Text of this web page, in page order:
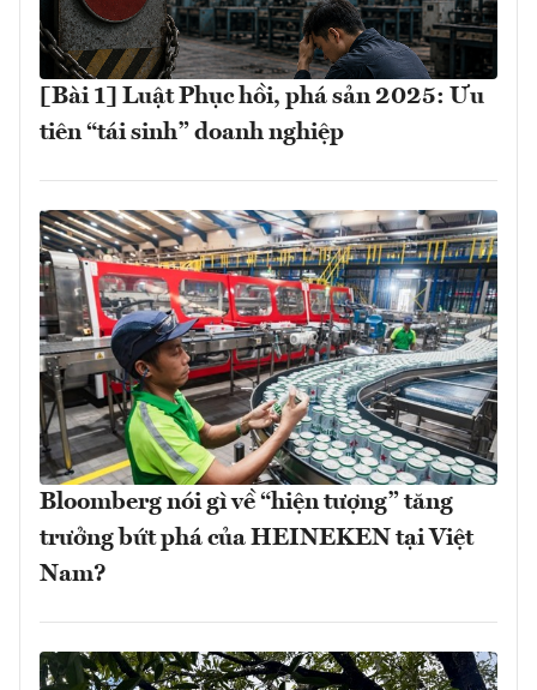
[Bài 1] Luật Phục hồi, phá sản 2025: Ưu
tiên “tái sinh” doanh nghiệp
Bloomberg nói gì về “hiện tượng” tăng
trưởng bứt phá của HEINEKEN tại Việt
Nam?